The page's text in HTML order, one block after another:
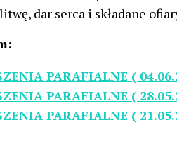
dar serca i składane
PARAFIALNE (
PARAFIALNE (
PARAFIALNE (